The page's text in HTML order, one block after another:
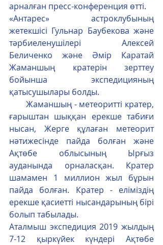
арналған пресс-конференция өтті.
«Антарес» астроклубының
жетекшісі Гульнар Баубекова және
тәрбиеленушілері  Алексей
Беличенко және Әмір Каратай
Жаманшың кратерін зерттеу
бойынша экспедицияның
қатысушылары болды.
ғарыштан шыққан ерекше табиғи
нысан, Жерге құлаған метеорит
нәтижесінде пайда болған және
Ақтөбе облысының Ырғыз
ауданында орналасқан. Кратер
шамамен 1 миллион жыл бұрын
пайда болған. Кратер - еліміздің
ерекше қасиетті нысандарының бірі
болып табылады.
Аталмыш экспедиция 2019 жылдың
7-12 қыркүйек күндері Ақтөбе